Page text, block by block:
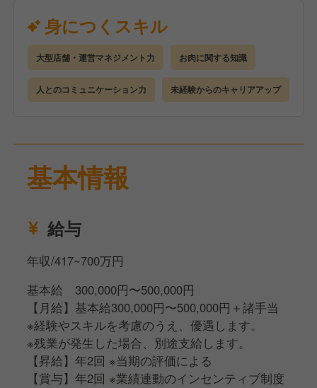
【入社後の流れ】
手厚い研修とサポート体制を完備しているので、店舗
運営の経験がない方でも安心してスタートできます。
●座学研修（2日間）
企業や店舗について理解を深めていただきます。
●店舗研修（3カ月）
ビジネスマナーも身につくので未経験でも安心です。
●キャリアアップ
長を目指すことが可能です
身につくスキル
大型店舗・運営マネジメント力 お肉に関する知識
人とのコミュニケーション力 未経験からのキャリアアップ
基本情報
給与
年収/417~700万円
基本給 300,000円〜500,000円
【月給】基本給300,000円〜500,000円＋諸手当
※経験やスキルを考慮のうえ、優遇します。
※残業が発生した場合、別途支給します。
【昇給】年2回 ※当期の評価による
【賞与】年2回 ※業績連動のインセンティブ制度